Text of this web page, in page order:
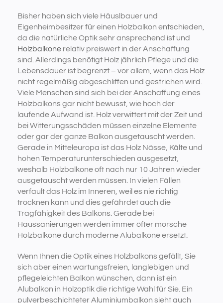
Bisher haben sich viele Häuslbauer und
Eigenheimbesitzer für einen Holzbalkon entschieden,
da die natürliche Optik sehr ansprechend ist und
Holzbalkone relativ preiswert in der Anschaffung
sind. Allerdings benötigt Holz jährlich Pflege und die
Lebensdauer ist begrenzt – vor allem, wenn das Holz
nicht regelmäßig abgeschliffen und gestrichen wird.
Viele Menschen sind sich bei der Anschaffung eines
Holzbalkons gar nicht bewusst, wie hoch der
laufende Aufwand ist. Holz verwittert mit der Zeit und
bei Witterungsschäden müssen einzelne Elemente
oder gar der ganze Balkon ausgetauscht werden.
Gerade in Mitteleuropa ist das Holz Nässe, Kälte und
hohen Temperaturunterschieden ausgesetzt,
weshalb Holzbalkone oft nach nur 10 Jahren wieder
ausgetauscht werden müssen. In vielen Fällen
verfault das Holz im Inneren, weil es nie richtig
trocknen kann und dies gefährdet auch die
Tragfähigkeit des Balkons. Gerade bei
Haussanierungen werden immer öfter morsche
Holzbalkone durch moderne Alubalkone ersetzt.
Wenn Ihnen die Optik eines Holzbalkons gefällt, Sie
sich aber einen wartungsfreien, langlebigen und
pflegeleichten Balkon wünschen, dann ist ein
Alubalkon in Holzoptik die richtige Wahl für Sie. Ein
pulverbeschichteter Aluminiumbalkon sieht auch